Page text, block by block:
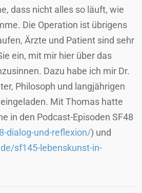
dass nicht alles so läuft, wie
Die Operation ist übrigens
Ärzte und Patient sind sehr
ein, mit mir hier über das
Dazu habe ich mir Dr.
Philosoph und langjährigen
Mit Thomas hatte
in den Podcast-Episoden SF48
dialog-und-reflexion/) und
sf145-lebenskunst-in-